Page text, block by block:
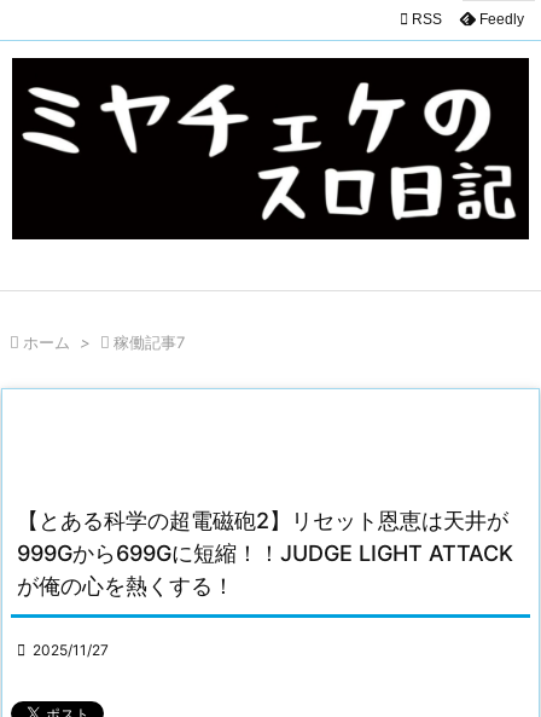
 RSS Feedly
 ホーム >  稼働記事7
【とある科学の超電磁砲2】リセット恩恵は天井が
999Gから699Gに短縮！！JUDGE LIGHT ATTACK
が俺の心を熱くする！
 2025/11/27